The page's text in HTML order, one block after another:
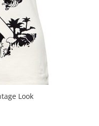
Look